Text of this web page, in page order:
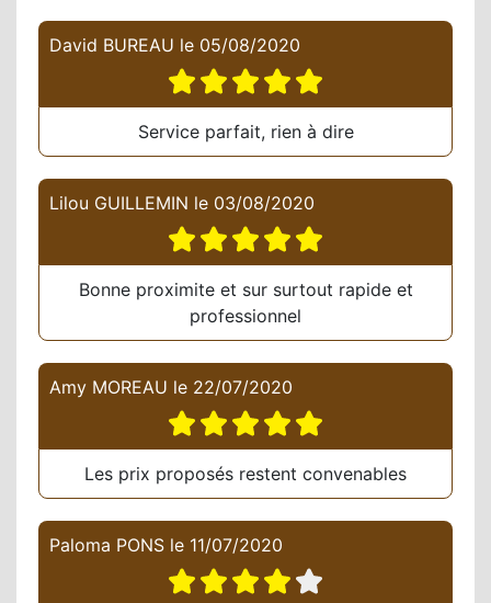
David BUREAU le 05/08/2020
Service parfait, rien à dire
Lilou GUILLEMIN le 03/08/2020
Bonne proximite et sur surtout rapide et
professionnel
Amy MOREAU le 22/07/2020
Les prix proposés restent convenables
Paloma PONS le 11/07/2020